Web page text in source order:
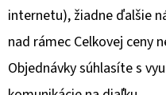
internetu), žiadne ďalšie
nad rámec Celkovej ceny
Objednávky súhlasíte s